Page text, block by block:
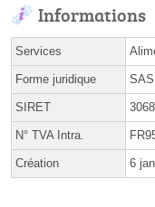
Informations
Services
Forme juridique SAS
SIRET
N° TVA Intra.
Création 6